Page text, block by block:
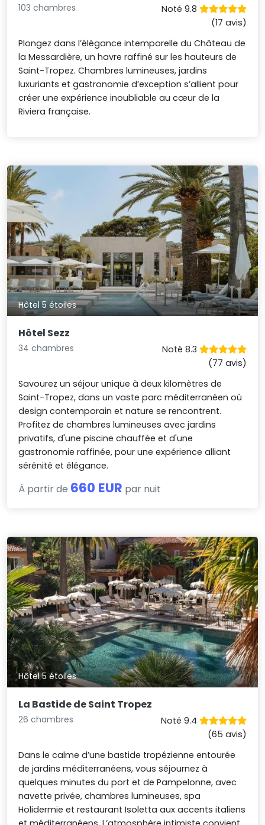
103 chambres
Noté 9.8
(17 avis)
Plongez dans l’élégance intemporelle du Château de
la Messardière, un havre raffiné sur les hauteurs de
Saint-Tropez. Chambres lumineuses, jardins
luxuriants et gastronomie d’exception s’allient pour
créer une expérience inoubliable au cœur de la
Riviera française.
Hôtel 5 étoiles
Hôtel Sezz
34 chambres
Noté 8.3
(77 avis)
Savourez un séjour unique à deux kilomètres de
Saint-Tropez, dans un vaste parc méditerranéen où
design contemporain et nature se rencontrent.
Profitez de chambres lumineuses avec jardins
privatifs, d'une piscine chauffée et d'une
gastronomie raffinée, pour une expérience alliant
sérénité et élégance.
À partir de 660 EUR par nuit
Hôtel 5 étoiles
La Bastide de Saint Tropez
26 chambres
Noté 9.4
(65 avis)
Dans le calme d’une bastide tropézienne entourée
de jardins méditerranéens, vous séjournez à
quelques minutes du port et de Pampelonne, avec
navette privée, chambres lumineuses, spa
Holidermie et restaurant Isoletta aux accents italiens